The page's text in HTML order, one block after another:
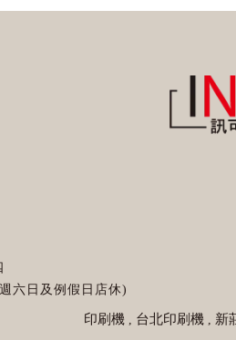
六日及例假日店休)
印刷機 台北印刷機 新